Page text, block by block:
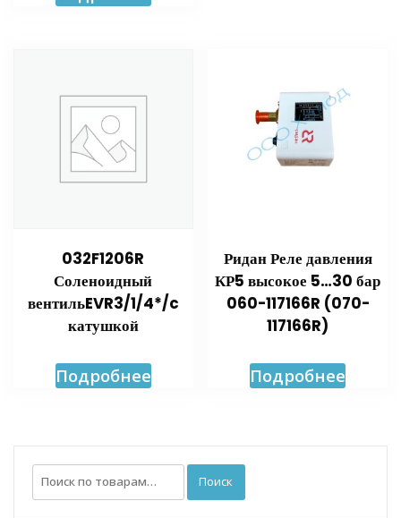
032F1206R
Соленоидный
вентильEVR3/1/4*/c
катушкой
Подробнее
Ридан Реле давления
КР5 высокое 5…30 бар
060-117166R (070-
117166R)
Подробнее
Искать: Поиск